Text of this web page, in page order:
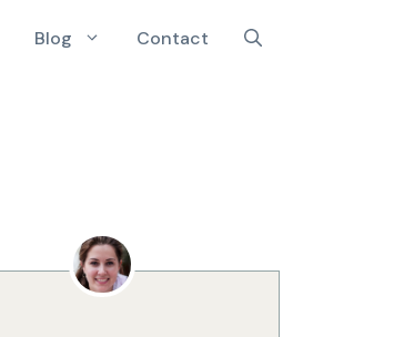
Blog Contact